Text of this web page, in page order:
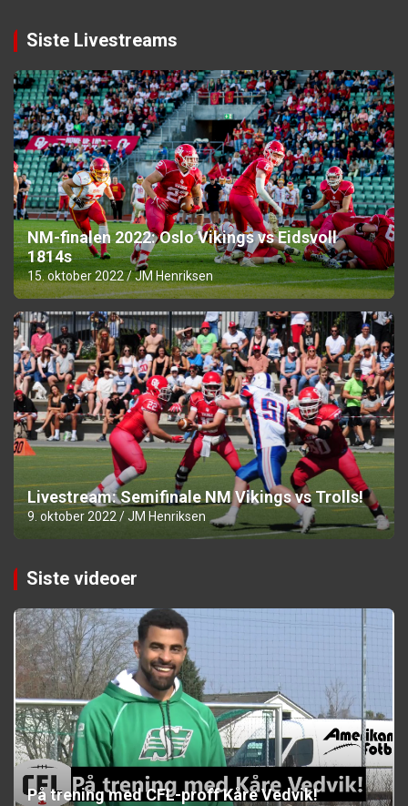
Siste Livestreams
NM-finalen 2022: Oslo Vikings vs Eidsvoll
1814s
15. oktober 2022 JM Henriksen
Livestream: Semifinale NM Vikings vs Trolls!
9. oktober 2022 JM Henriksen
Siste videoer
På trening med CFL-proff Kåre Vedvik!